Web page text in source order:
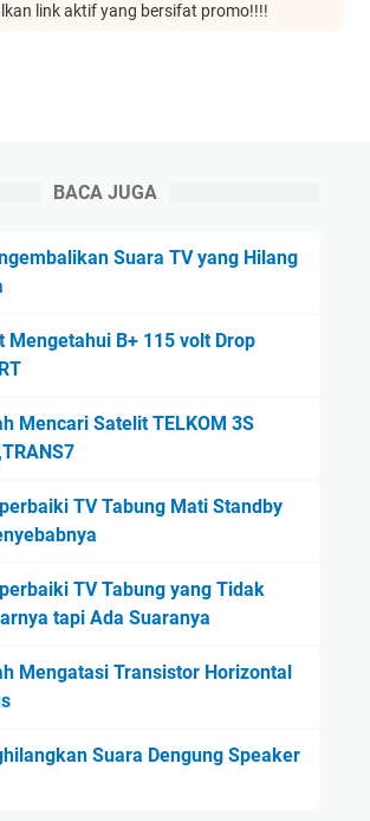
link aktif yang bersifat promo!!!!
BACA JUGA
Suara TV yang Hilang
Mengetahui B+ 115 volt Drop
Mencari Satelit TELKOM 3S
TV Tabung Mati Standby
TV Tabung yang Tidak
tapi Ada Suaranya
Mengatasi Transistor Horizontal
Suara Dengung Speaker